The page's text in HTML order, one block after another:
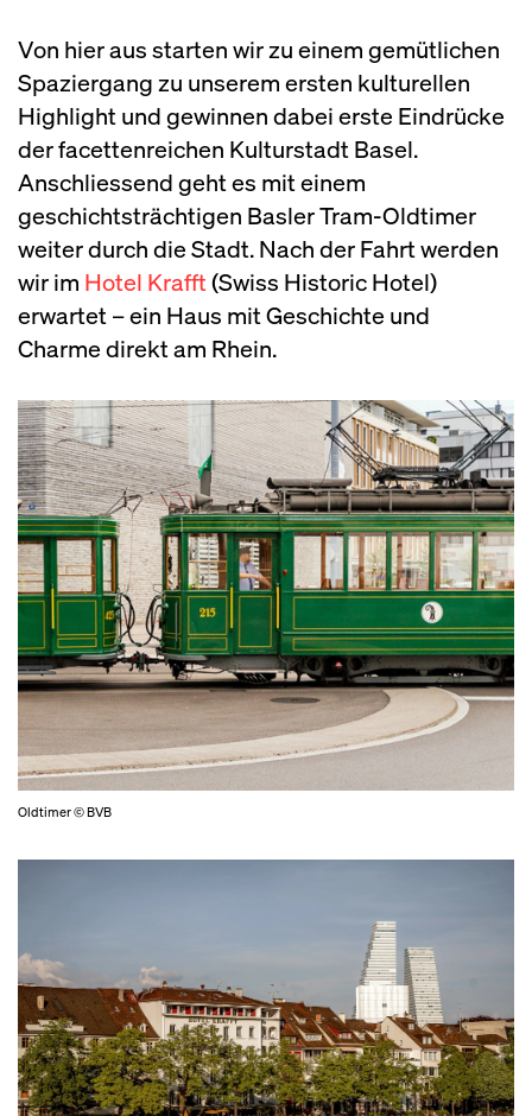
Von hier aus starten wir zu einem gemütlichen
Spaziergang zu unserem ersten kulturellen
Highlight und gewinnen dabei erste Eindrücke
der facettenreichen Kulturstadt Basel.
Anschliessend geht es mit einem
geschichtsträchtigen Basler Tram-Oldtimer
weiter durch die Stadt. Nach der Fahrt werden
wir im Hotel Krafft(Swiss Historic Hotel)
erwartet – ein Haus mit Geschichte und
Charme direkt am Rhein.
Oldtimer © BVB